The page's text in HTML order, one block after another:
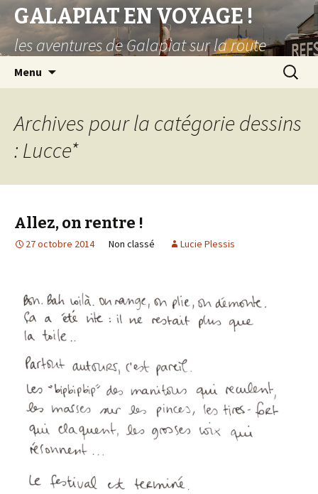
GALAPIAT EN VOYAGE !
les aventures de Galapiat sur la route
Menu
principal
Archives pour la catégorie dessins
: Lucce*
Allez, on rentre !
27 octobre 2014 Non classé Lucie Plessis